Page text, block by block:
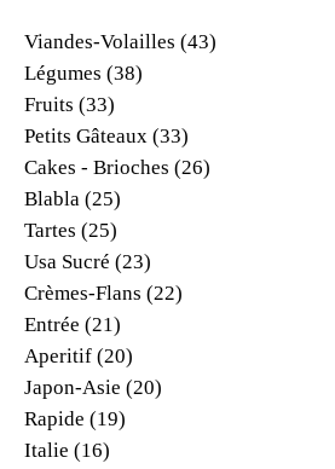
Viandes-Volailles (43)
Légumes (38)
Fruits (33)
Petits Gâteaux (33)
Cakes - Brioches (26)
Blabla (25)
Tartes (25)
Usa Sucré (23)
Crèmes-Flans (22)
Entrée (21)
Aperitif (20)
Japon-Asie (20)
Rapide (19)
Italie (16)